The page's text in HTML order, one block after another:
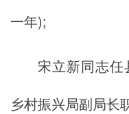
一年);
宋立新同志
乡村振兴局副局长